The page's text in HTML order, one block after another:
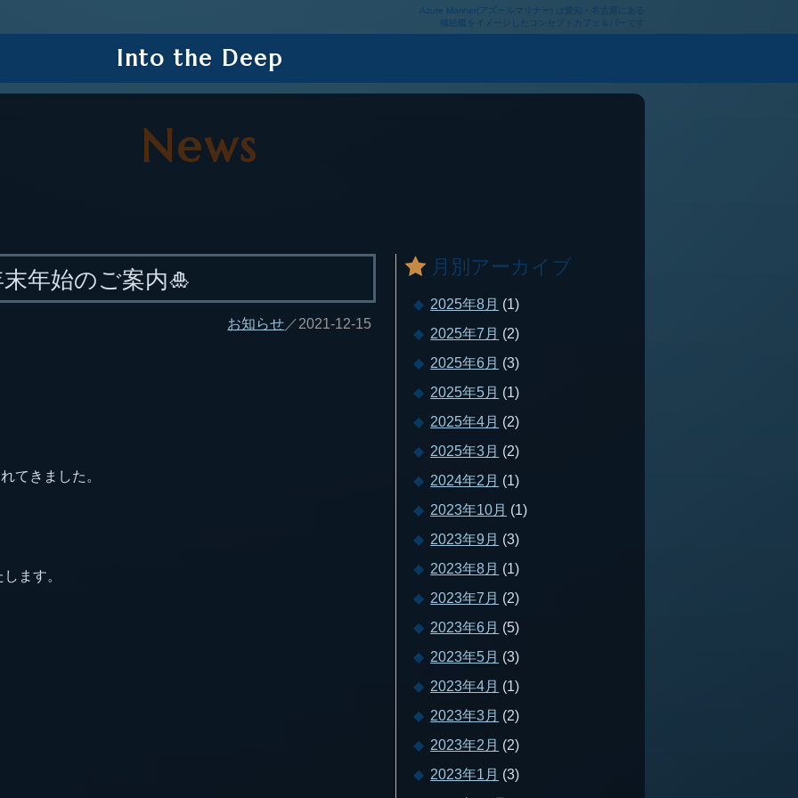
Azure Mariner(アズールマリナー) は愛知・名古屋にある
補給艦をイメージしたコンセプトカフェ＆バーです
Into the Deep
News
年始のご案内🎍
お知らせ ／2021-12-15
てきました。
ます。
月別アーカイブ
2025年8月 (1)
2025年7月 (2)
2025年6月 (3)
2025年5月 (1)
2025年4月 (2)
2025年3月 (2)
2024年2月 (1)
2023年10月 (1)
2023年9月 (3)
2023年8月 (1)
2023年7月 (2)
2023年6月 (5)
2023年5月 (3)
2023年4月 (1)
2023年3月 (2)
2023年2月 (2)
2023年1月 (3)